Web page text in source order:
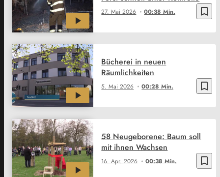
bookmark_border
27. Mai 2026 00:38 Min.
bookmark_border
5. Mai 2026 00:28 Min.
Bücherei in neuen
Räumlichkeiten
bookmark_border
16. Apr. 2026 00:38 Min.
58 Neugeborene: Baum soll
mit ihnen Wachsen